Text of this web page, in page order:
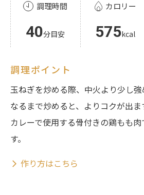
調理時間
40分目安
カロリー
575kcal
調理ポイント
玉ねぎを炒める際、中火より少し
なるまで炒めると、よりコクが出
カレーで使用する骨付きの鶏もも
す。
作り方はこちら